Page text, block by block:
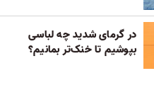
در گرمای شدید چه لباسی
بپوشیم تا خنک‌تر بمانیم؟